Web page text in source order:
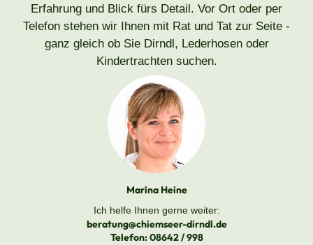
Erfahrung und Blick fürs Detail. Vor Ort oder per
Telefon stehen wir Ihnen mit Rat und Tat zur Seite -
ganz gleich ob Sie Dirndl, Lederhosen oder
Kindertrachten suchen.
Marina Heine
Ich helfe Ihnen gerne weiter:
beratung@chiemseer-dirndl.de
Telefon:08642 / 998